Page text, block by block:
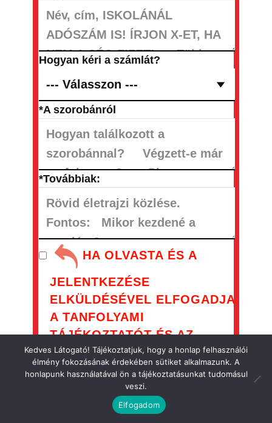
Hogyan kéri a számlát?
*A szorobánról
*Továbbiak:
HA OLVASTA ÉS A
JELENTKEZÉSE
ELKÜLDÉSÉVEL ELFOGADJA
A TANFOLYAMI
TÁJÉKOZTATÓT ÉS AZ
ADATVÉDELMI
NYILATKOZAT ÉS
ADATKEZELÉSI
SZABÁLYZATOT,
Kedves Látogató! Tájékoztatjuk, hogy a honlap felhasználói
élmény fokozásának érdekében sütiket alkalmazunk. A
honlapunk használatával ön a tájékoztatásunkat tudomásul
veszi.
Elfogadom